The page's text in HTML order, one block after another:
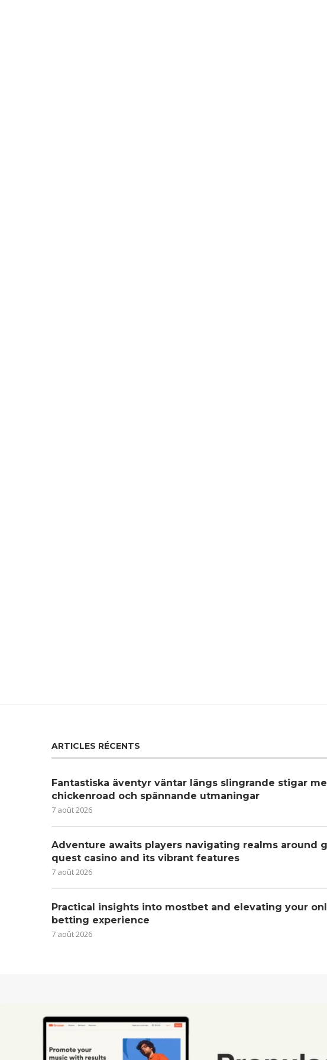
ARTICLES RÉCENTS
Fantastiska äventyr väntar längs slingrande stigar
chickenroad och spännande utmaningar
7 août 2026
Adventure awaits players navigating realms around
quest casino and its vibrant features
7 août 2026
Practical insights into mostbet and elevating your
betting experience
7 août 2026